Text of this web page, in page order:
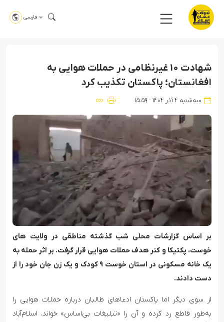
فارسی
شهادت ۱۰ غیرنظامی در حملات هوایی به
افغانستان؛ پاکستان تکذیب کرد
سه‌شنبه ۴ آذر ۱۴۰۴ - ۱۵:۵۹
بر اساس گزارشات محلی شب گذشته مناطقی در ولایت های
خوست، پکتیکا و کنر هدف حملات هوایی قرار گرفت. بر اثر حمله به
یک خانه مسکونی در استان خوست ۹ کودک و یک زن جان خود را از
دست دادند.
از سوی دیگر اما پاکستان ادعاهای طالبان درباره حملات هوایی را
به‌طور قاطع رد کرده و آن را «تبلیغات بی‌اساس» خواند. اسلام‌آباد